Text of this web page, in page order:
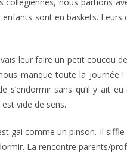
sont en baskets.
leur faire un petit coucou
manque toute la journée
sans qu’il y ait eu
vide de sens.
gai comme un pinson. Il
La rencontre parents/